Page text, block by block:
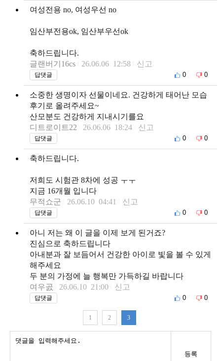
여성전용 no, 여성우선 no
임산부전용ok, 임산부우선ok
축하드립니다.
글랜버기16cs
26.06.06 12:58 신고
답댓글 0 0
소중한 생명이자 선물이네요. 건강하게 태어난 모습
후기로 올려주세요~
산모분도 건강하게 지내시기를요
디트로이트22
26.06.06 18:24 신고
답댓글 0 0
축하드립니다.
저희도 시험관 8차에 성공 ㅜㅜ
지금 16개월 입니다
무적쇼군
26.06.10 04:41 신고
답댓글 0 0
아니 저는 왜 이 글을 이제 보게 된거죠?
진심으로 축하드립니다
아내분과 잘 보듬어서 건강한 아이로 빛을 볼 수 있게
해주세요
두 분의 가정에 늘 행복만 가득하길 바랍니다
여우곬
26.06.10 21:00 신고
답댓글 0 0
1 2 3
등록